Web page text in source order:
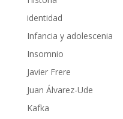
identidad
Infancia y adolescenia
Insomnio
Javier Frere
Juan Álvarez-Ude
Kafka